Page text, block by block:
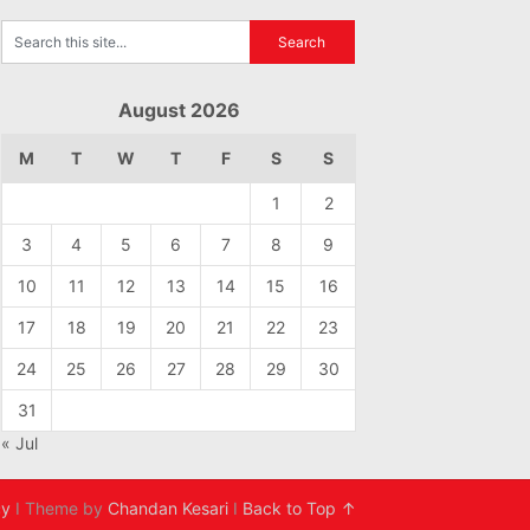
August 2026
M T W T F S S
1 2
3 4 5 6 7 8 9
10 11 12 13 14 15 16
17 18 19 20 21 22 23
24 25 26 27 28 29 30
31
« Jul
I Theme by Chandan Kesari I Back to Top ↑